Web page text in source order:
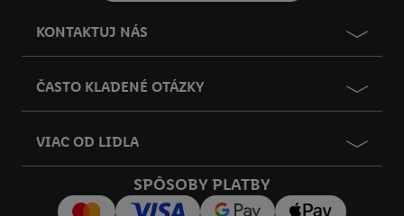
KONTAKTUJ NÁS
ČASTO KLADENÉ OTÁZKY
VIAC OD LIDLA
SPÔSOBY PLATBY